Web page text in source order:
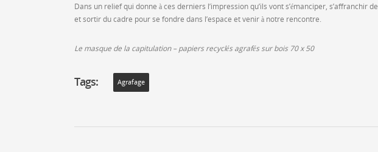
Dans un relief qui donne à ces derniers l’impression qu’ils vont s’émanciper, s’affranchir
et sortir du cadre pour se fondre dans l’espace et venir à notre rencontre.
Le masque de la capitulation – papiers recyclés agrafés sur bois 70 x 50
Tags: Agrafage